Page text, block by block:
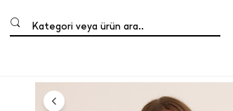
Kategori veya ürün ara..